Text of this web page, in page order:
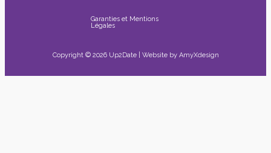
Garanties et Mentions
Légales
Copyright © 2026 Up2Date | Website by AmyXdesign